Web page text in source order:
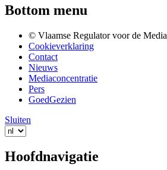
Bottom menu
© Vlaamse Regulator voor de Media
Cookieverklaring
Contact
Nieuws
Mediaconcentratie
Pers
GoedGezien
Sluiten
Hoofdnavigatie